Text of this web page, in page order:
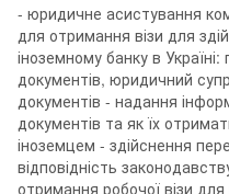
- юридичне асистування
для отримання візи для
іноземному банку в
документів, юридичний
документів - надання
документів та як їх
іноземцем - здійснення
відповідність
отримання робочої візи для